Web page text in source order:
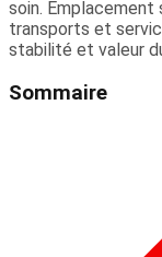
soin.
transports et
stabilité et valeur
Sommaire